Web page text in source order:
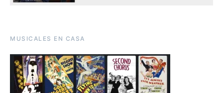
MUSICALES EN CASA